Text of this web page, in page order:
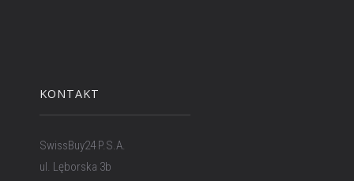
KONTAKT
SwissBuy24 P.S.A.
ul. Lęborska 3b